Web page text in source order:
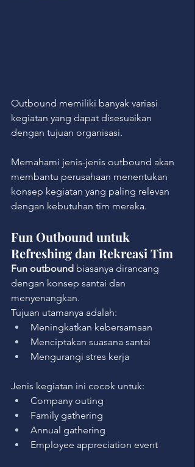
Outbound memiliki banyak variasi
kegiatan yang dapat disesuaikan
dengan tujuan organisasi.
Memahami jenis-jenis outbound akan
membantu perusahaan menentukan
konsep kegiatan yang paling relevan
dengan kebutuhan tim mereka.
Fun Outbound untuk
Refreshing dan Rekreasi Tim
Fun outbound biasanya dirancang
dengan konsep santai dan
menyenangkan.
Tujuan utamanya adalah:
Meningkatkan kebersamaan
Menciptakan suasana santai
Mengurangi stres kerja
Jenis kegiatan ini cocok untuk:
Company outing
Family gathering
Annual gathering
Employee appreciation event